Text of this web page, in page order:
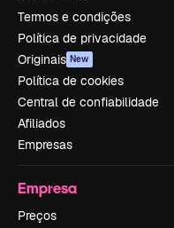
Termos e condições
Política de privacidade
Originais New
Política de cookies
Central de confiabilidade
Afiliados
Empresas
Empresa
Preços